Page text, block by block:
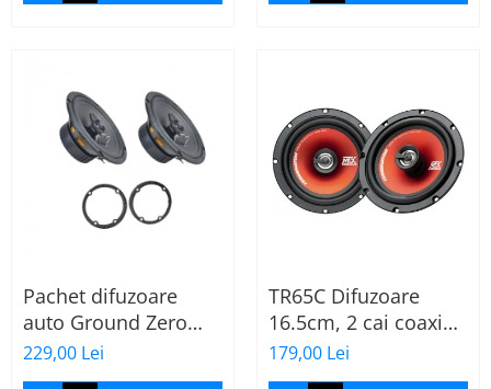
Pachet difuzoare
auto Ground Zero
GZFF 6.5 Mercedes
Vito/Viano/Sprinter
229,00 Lei
TR65C Difuzoare
16.5cm, 2 cai coaxial
MTX
179,00 Lei